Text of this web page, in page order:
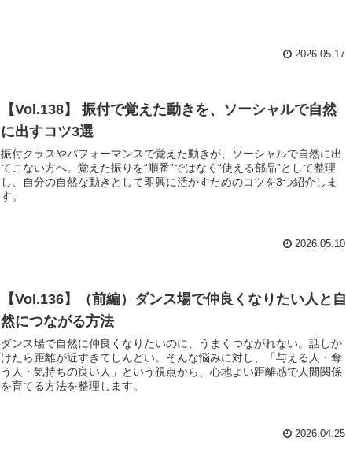
2026.05.17
【Vol.138】 振付で覚えた動きを、ソーシャルで自然
に出すコツ3選
振付クラスやパフォーマンスで覚えた動きが、ソーシャルで自然に出
てこない方へ。覚えた振りを“順番”ではなく“使える部品”として整理
し、自分の自然な動きとして即興に活かすためのコツを3つ紹介しま
す。
2026.05.10
【Vol.136】（前編）ダンス場で仲良くなりたい人と自
然につながる方法
ダンス場で自然に仲良くなりたいのに、うまくつながれない。話しか
けたら距離が近すぎてしんどい。そんな悩みに対し、「与える人・奪
う人・気持ちの良い人」という視点から、心地よい距離感で人間関係
を育てる方法を整理します。
2026.04.25